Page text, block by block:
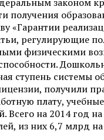
получения
«Гарантии
регулирующие
физическими
ступень системы
получили
плату,
Всего на 2014 год
из них 6,7 млрд